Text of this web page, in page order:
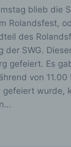
blieb die
Rolandsfest,
des
der SWG.
gefeiert. Es
von 11.00
wurde,